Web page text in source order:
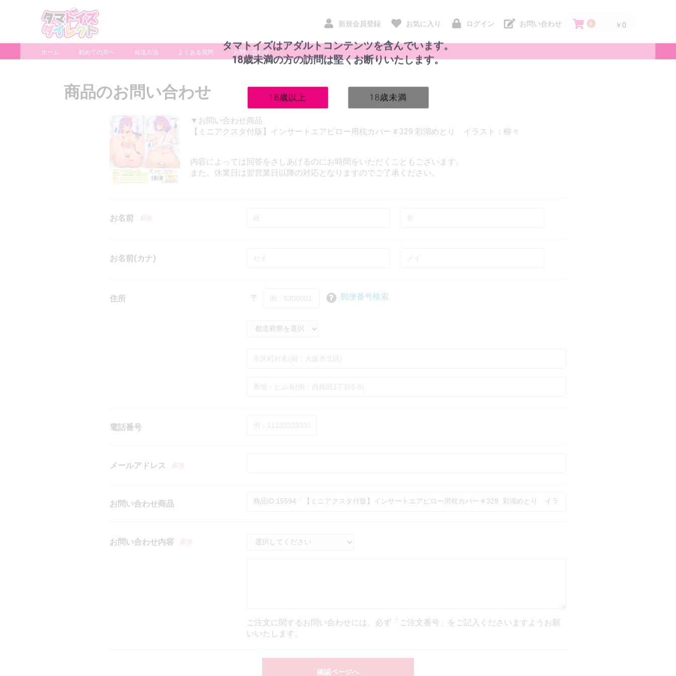
タマトイズはアダルトコンテンツを含んでいます。
18歳未満の方の訪問は堅くお断りいたします。
18歳以上 18歳未満
新規会員登録 お気に入り ログイン お問い合わせ 0 ￥0
ホーム 初めての方へ 発送方法 よくある質問 お問い合わせ
商品のお問い合わせ
▼お問い合わせ商品
【ミニアクスタ付版】インサートエアピロー用枕カバー＃329 彩湖めとり イラスト：柳々
内容によっては回答をさしあげるのにお時間をいただくこともございます。
また、休業日は翌営業日以降の対応となりますのでご了承ください。
お名前 必須
お名前(カナ)
住所 〒 郵便番号検索
電話番号
メールアドレス 必須
お問い合わせ商品
お問い合わせ内容 必須
ご注文に関するお問い合わせには、必ず「ご注文番号」をご記入くださいますようお願
いいたします。
確認ページへ